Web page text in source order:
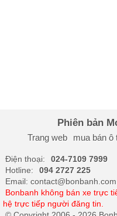
Phiên bản
Trang web mua bán ô
Điện thoại:
024-7109 7999
Hotline:
094 2727 225
Email: contact@bonbanh.com
Bonbanh không bán xe trực
hệ trực tiếp người đăng tin.